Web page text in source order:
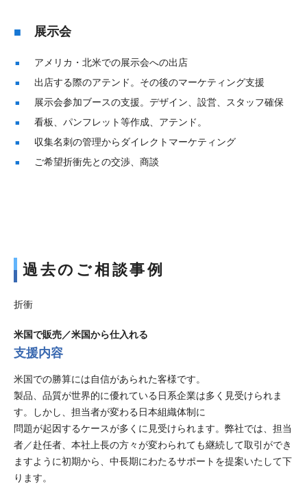
展示会
アメリカ・北米での展示会への出店
出店する際のアテンド。その後のマーケティング支援
展示会参加ブースの支援。デザイン、設営、スタッフ確保
看板、パンフレット等作成、アテンド。
収集名刺の管理からダイレクトマーケティング
ご希望折衝先との交渉、商談
過去のご相談事例
折衝
米国で販売／米国から仕入れる
支援内容
米国での勝算には自信があられた客様です。
製品、品質が世界的に優れている日系企業は多く見受けられま
す。しかし、担当者が変わる日本組織体制に
問題が起因するケースが多くに見受けられます。弊社では、担当
者／赴任者、本社上長の方々が変わられても継続して取引ができ
ますように初期から、中長期にわたるサポートを提案いたして下
ります。